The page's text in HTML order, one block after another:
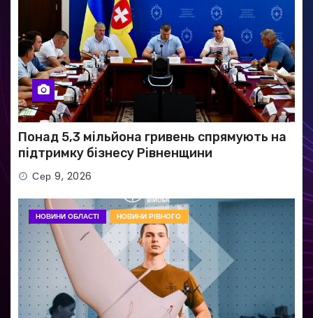
Понад 5,3 мільйона гривень спрямують на
підтримку бізнесу Рівненщини
Сер 9, 2026
НОВИНИ ОБЛАСТІ НОВИНИ РІВНОГО